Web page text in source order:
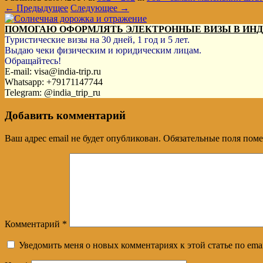
← Предыдущее Следующее →
ПОМОГАЮ ОФОРМЛЯТЬ ЭЛЕКТРОННЫЕ ВИЗЫ В
Туристические визы на 30 дней, 1 год и 5 лет.
Выдаю чеки физическим и юридическим лицам.
Обращайтесь!
E-mail: visa@india-trip.ru
Whatsapp: +79171147744
Telegram: @india_trip_ru
Добавить комментарий
Ваш адрес email не будет опубликован. Обязательные поля
Комментарий *
Уведомить меня о новых комментариях к этой статье по